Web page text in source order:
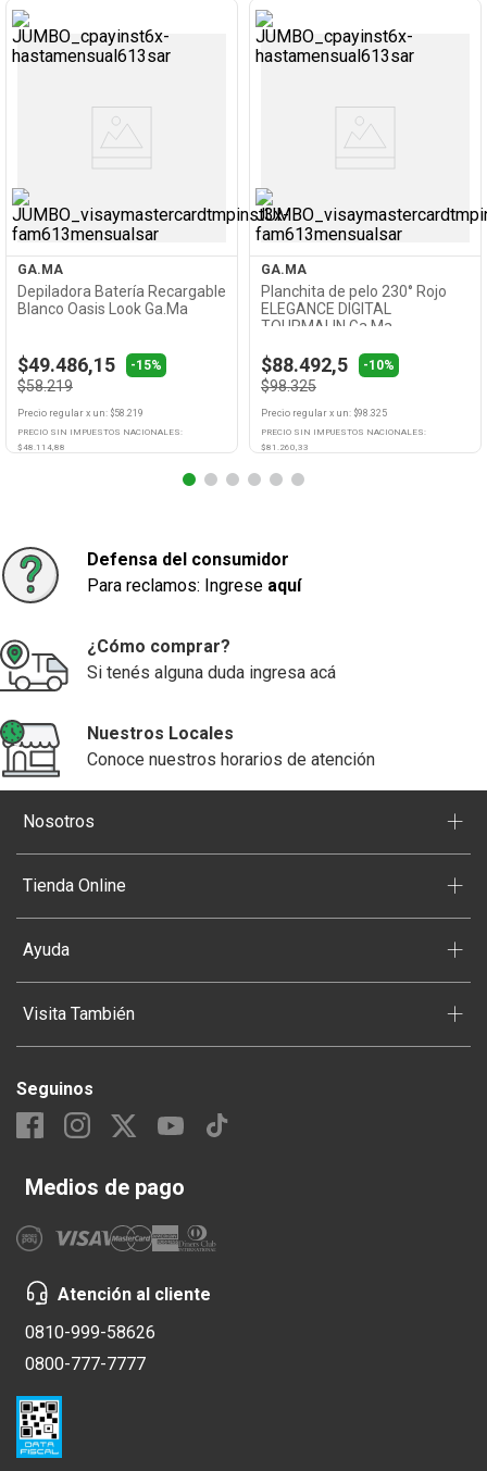
Ver
Producto
GA.MA
Depiladora Batería Recargable
Blanco Oasis Look Ga.Ma
$49.486,15 -15%
$58.219
Precio regular x un: $58.219
PRECIO SIN IMPUESTOS NACIONALES:
$48.114,88
Ver
Producto
GA.MA
Planchita de pelo 230° Rojo
ELEGANCE DIGITAL
TOURMALIN Ga.Ma
$88.492,5 -10%
$98.325
Precio regular x un: $98.325
PRECIO SIN IMPUESTOS NACIONALES:
$81.260,33
Defensa del consumidor
Para reclamos: Ingrese aquí
¿Cómo comprar?
Si tenés alguna duda ingresa acá
Nuestros Locales
Conoce nuestros horarios de atención
Nosotros +
Tienda Online +
Ayuda +
Visita También +
Seguinos
Medios de pago
Atención al cliente
0810-999-58626
0800-777-7777